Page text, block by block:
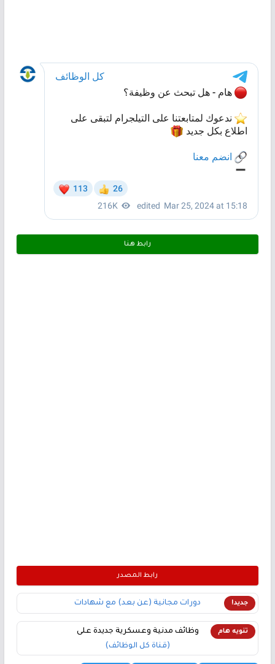
رابط هـنـا
رابط المصدر
جديد! دورات مجانية (عن بعد) مع شهادات
تنويه هام
وظائف مدنية وعسكرية جديدة على
(قناة كل الوظائف)